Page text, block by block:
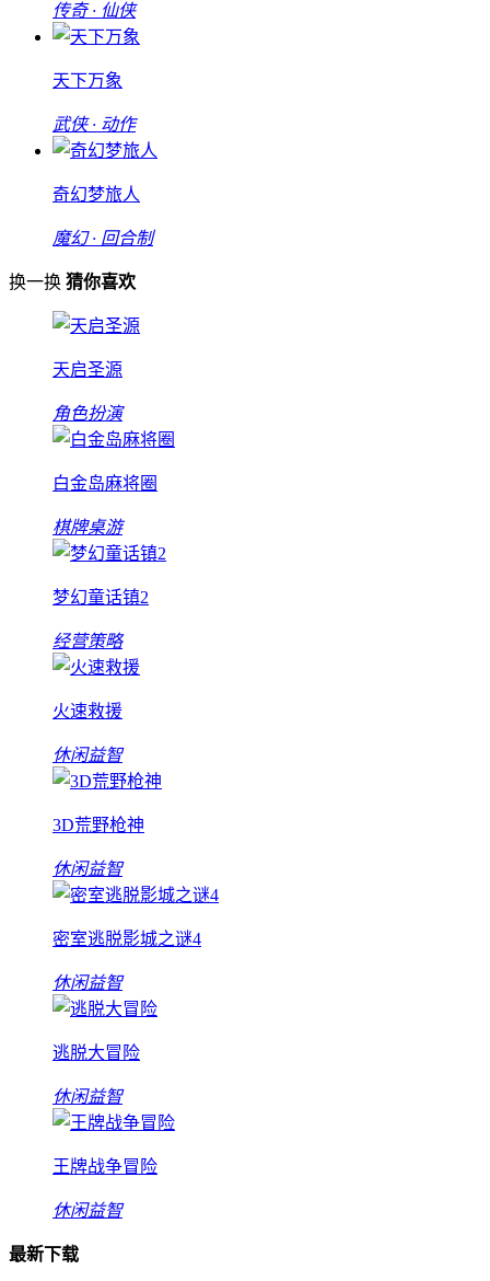
传奇 · 仙侠
天下万象
武侠 · 动作
奇幻梦旅人
魔幻 · 回合制
换一换 猜你喜欢
天启圣源
角色扮演
白金岛麻将圈
棋牌桌游
梦幻童话镇2
经营策略
火速救援
休闲益智
3D荒野枪神
休闲益智
密室逃脱影城之谜4
休闲益智
逃脱大冒险
休闲益智
王牌战争冒险
休闲益智
最新下载